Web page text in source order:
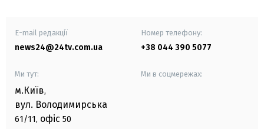
E-mail редакції
news24@24tv.com.ua
Номер телефону:
+38 044 390 5077
Ми тут:
м.Київ,
вул. Володимирська
61/11, офіс 50
Ми в соцмережах: